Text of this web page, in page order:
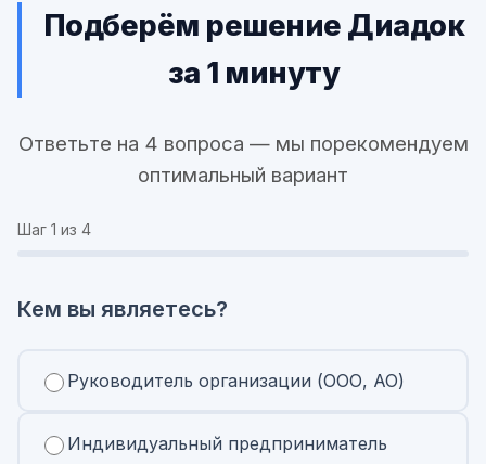
Подберём решение Диадок
за 1 минуту
Ответьте на 4 вопроса — мы порекомендуем
оптимальный вариант
Шаг 1 из 4
Кем вы являетесь?
Руководитель организации (ООО, АО)
Индивидуальный предприниматель